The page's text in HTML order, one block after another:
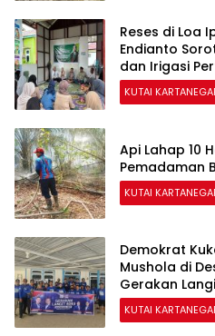
Reses di Loa
Endianto
dan Irigasi
KUTAI
Api Lahap 10
Pemadaman
KUTAI
Demokrat
Mushola di
Gerakan
KUTAI